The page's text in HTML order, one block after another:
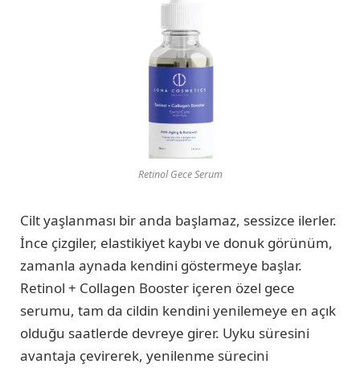
Retinol Gece Serum
Cilt yaşlanması bir anda başlamaz, sessizce ilerler.
İnce çizgiler, elastikiyet kaybı ve donuk görünüm,
zamanla aynada kendini göstermeye başlar.
Retinol + Collagen Booster içeren özel gece
serumu, tam da cildin kendini yenilemeye en açık
olduğu saatlerde devreye girer. Uyku süresini
avantaja çevirerek, yenilenme sürecini